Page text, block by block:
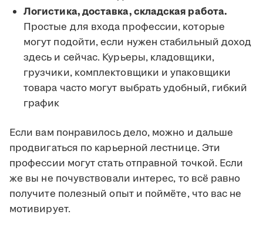
Логистика, доставка, складская работа.
Простые для входа профессии, которые
могут подойти, если нужен стабильный доход
здесь и сейчас. Курьеры, кладовщики,
грузчики, комплектовщики и упаковщики
товара часто могут выбрать удобный, гибкий
график
Если вам понравилось дело, можно и дальше
продвигаться по карьерной лестнице. Эти
профессии могут стать отправной точкой. Если
же вы не почувствовали интерес, то всё равно
получите полезный опыт и поймёте, что вас не
мотивирует.